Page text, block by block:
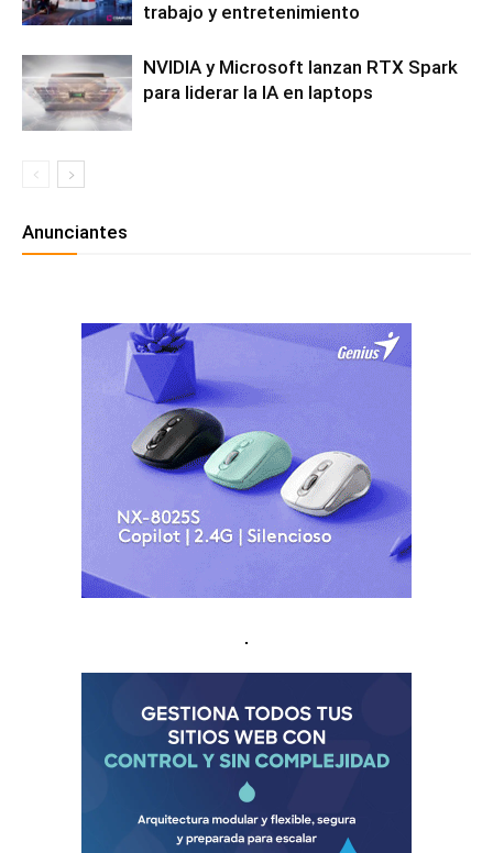
trabajo y entretenimiento
NVIDIA y Microsoft lanzan RTX Spark
para liderar la IA en laptops
Anunciantes